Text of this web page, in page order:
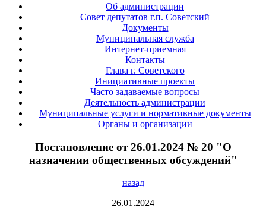
Об администрации
Совет депутатов г.п. Советский
Документы
Муниципальная служба
Интернет-приемная
Контакты
Глава г. Советского
Инициативные проекты
Часто задаваемые вопросы
Деятельность администрации
Муниципальные услуги и нормативные документы
Органы и организации
Постановление от 26.01.2024 № 20 "О
назначении общественных обсуждений"
назад
26.01.2024